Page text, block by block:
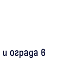
ограда в